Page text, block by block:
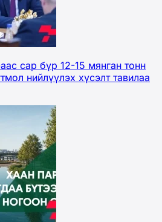
сар бүр 12-15 мянган тонн
нийлүүлэх хүсэлт тавилаа